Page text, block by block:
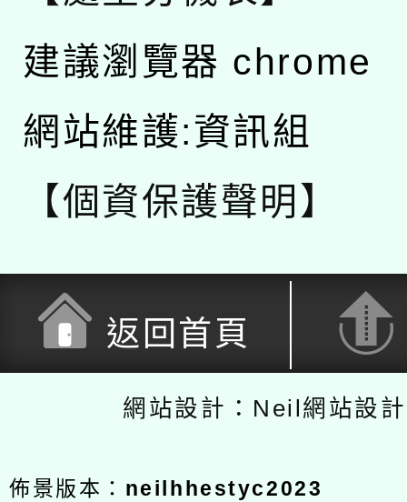
建議瀏覽器 chrome
網站維護:資訊組
【個資保護聲明】
返回首頁
網站設計：Neil網站設
佈景版本： neilhhestyc2023